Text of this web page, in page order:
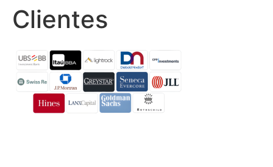
Clientes